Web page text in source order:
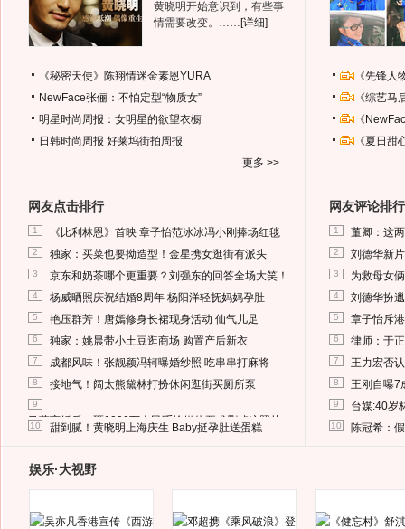
黄晓明开始意识到，有些事
情需要改变。…… [详细]
《秘密天使》陈翔情迷金素恩YURA
NewFace张俪：不怕定型“物质女”
明星时尚周报：女明星的欲望衣橱
日韩时尚周报 好莱坞街拍周报
更多 >>
《先锋
《综艺
《
《夏日
网友点击排行
1 《比利林恩》首映 章子怡范冰冰冯小刚捧场红毯
2 独家：买菜也要拗造型！金星携女逛街有派头
3 京东和奶茶哪个更重要？刘强东的回答全场大笑！
4 杨威晒照庆祝结婚8周年 杨阳洋轻抚妈妈孕肚
5 艳压群芳！唐嫣修身长裙现身活动 仙气儿足
6 独家：姚晨带小土豆逛商场 购置产后新衣
7 成都风味！张靓颖冯轲曝婚纱照 吃串串打麻将
8 接地气！阔太熊黛林打扮休闲逛街买厕所泵
9
马蓉离婚后，砸1000万人民币给媒体要求删掉这照片
10 甜到腻！黄晓明上海庆生 Baby挺孕肚送蛋糕
网友评论排行
1 董卿：这
2 刘德华新
3 为救母女
4 刘德华扮
5 章子怡斥
6 律师：于
7 王力宏否
8 王刚自曝7
9 台媒:40岁
10 陈冠希：
娱乐·大视野